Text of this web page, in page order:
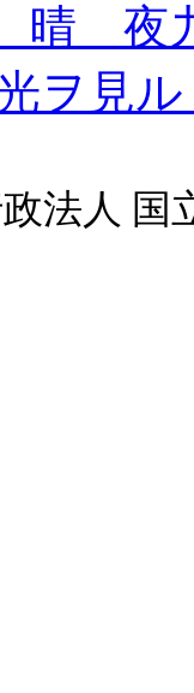
夜九
見ル
法人 国